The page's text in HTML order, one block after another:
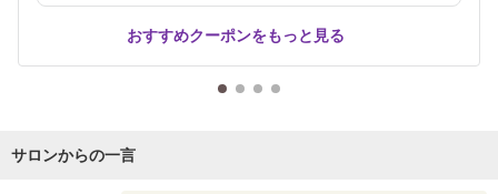
おすすめクーポンをもっと見る
サロンからの一言